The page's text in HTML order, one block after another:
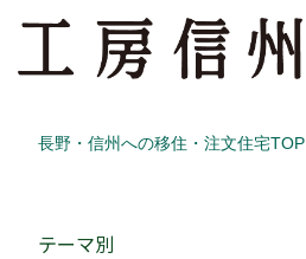
長野・信州への移住・注文住宅TOP
テーマ別